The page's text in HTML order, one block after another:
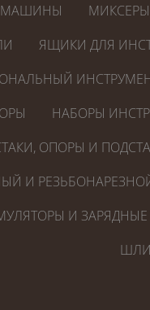
МАШИНЫ
ЯЩИКИ ДЛЯ
НАБОРЫ
ОПОРЫ И
И
И ЗАРЯДНЫЕ